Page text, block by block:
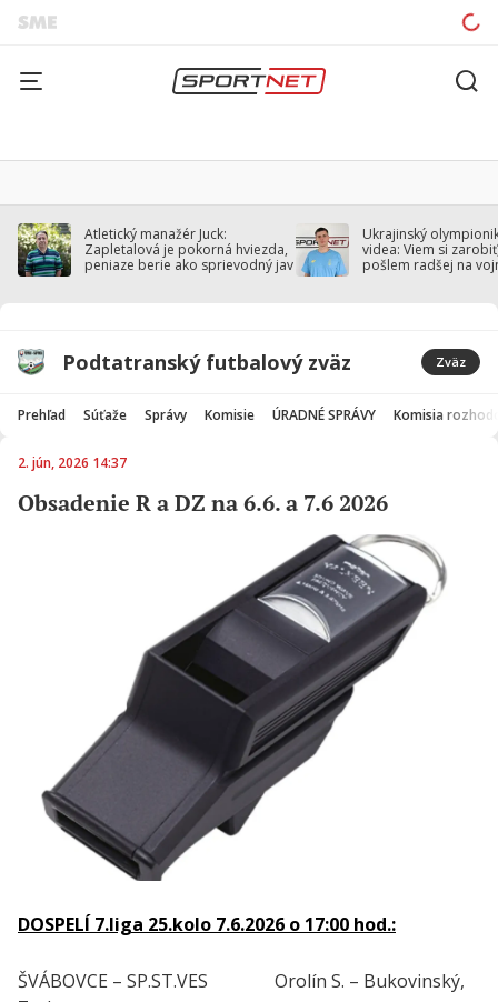
Atletický manažér Juck:
Zapletalová je pokorná hviezda,
peniaze berie ako sprievodný jav
Ukrajinský
videa: Viem si
pošlem radšej na
Podtatranský futbalový zväz Zväz
Prehľad Súťaže Správy Komisie ÚRADNÉ SPRÁVY Komisia
2. jún, 2026 14:37
Obsadenie R a DZ na 6.6. a 7.6 2026
DOSPELÍ 7.liga 25.kolo 7.6.2026 o 17:00 hod.:
ŠVÁBOVCE – SP.ST.VES Orolín S. – Bukovinský,